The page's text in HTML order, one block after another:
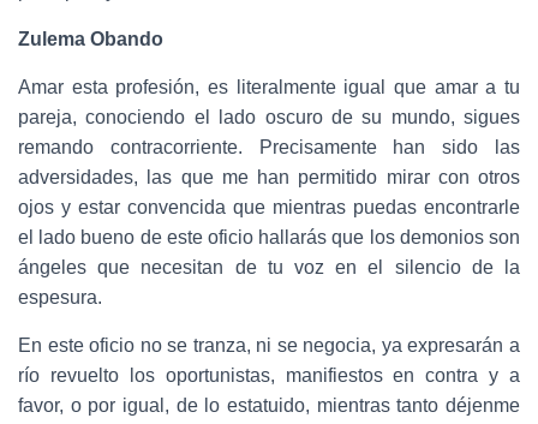
Zulema Obando
Amar esta profesión, es literalmente igual que amar a tu
pareja, conociendo el lado oscuro de su mundo, sigues
remando contracorriente. Precisamente han sido las
adversidades, las que me han permitido mirar con otros
ojos y estar convencida que mientras puedas encontrarle
el lado bueno de este oficio hallarás que los demonios son
ángeles que necesitan de tu voz en el silencio de la
espesura.
En este oficio no se tranza, ni se negocia, ya expresarán a
río revuelto los oportunistas, manifiestos en contra y a
favor, o por igual, de lo estatuido, mientras tanto déjenme